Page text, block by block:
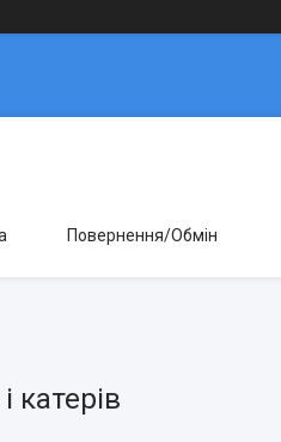
Повернення/Обмін
катерів